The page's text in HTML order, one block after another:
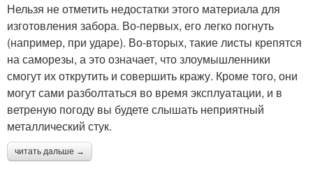
Нельзя не отметить недостатки этого материала для
изготовления забора. Во-первых, его легко погнуть
(например, при ударе). Во-вторых, такие листы крепятся
на саморезы, а это означает, что злоумышленники
смогут их открутить и совершить кражу. Кроме того, они
могут сами разболтаться во время эксплуатации, и в
ветреную погоду вы будете слышать неприятный
металлический стук.
читать дальше →